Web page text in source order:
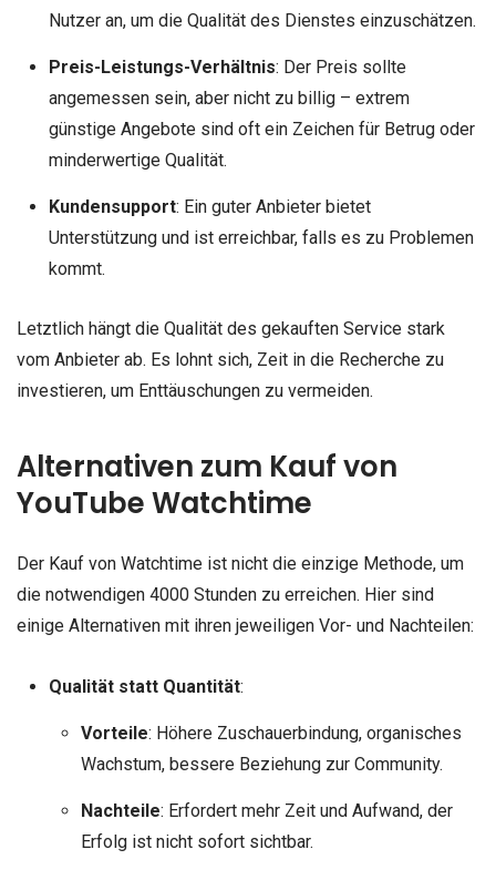
Nutzer an, um die Qualität des Dienstes einzuschätzen.
Preis-Leistungs-Verhältnis: Der Preis sollte
angemessen sein, aber nicht zu billig – extrem
günstige Angebote sind oft ein Zeichen für Betrug oder
minderwertige Qualität.
Kundensupport: Ein guter Anbieter bietet
Unterstützung und ist erreichbar, falls es zu Problemen
kommt.
Letztlich hängt die Qualität des gekauften Service stark
vom Anbieter ab. Es lohnt sich, Zeit in die Recherche zu
investieren, um Enttäuschungen zu vermeiden.
Alternativen zum Kauf von
YouTube Watchtime
Der Kauf von Watchtime ist nicht die einzige Methode, um
die notwendigen 4000 Stunden zu erreichen. Hier sind
einige Alternativen mit ihren jeweiligen Vor- und Nachteilen:
Qualität statt Quantität:
Vorteile: Höhere Zuschauerbindung, organisches
Wachstum, bessere Beziehung zur Community.
Nachteile: Erfordert mehr Zeit und Aufwand, der
Erfolg ist nicht sofort sichtbar.